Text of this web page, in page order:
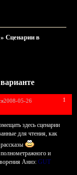
» Сценарии в
1
2008-05-26
здесь сценарии
для чтения, как
и
Аннэ: GUT